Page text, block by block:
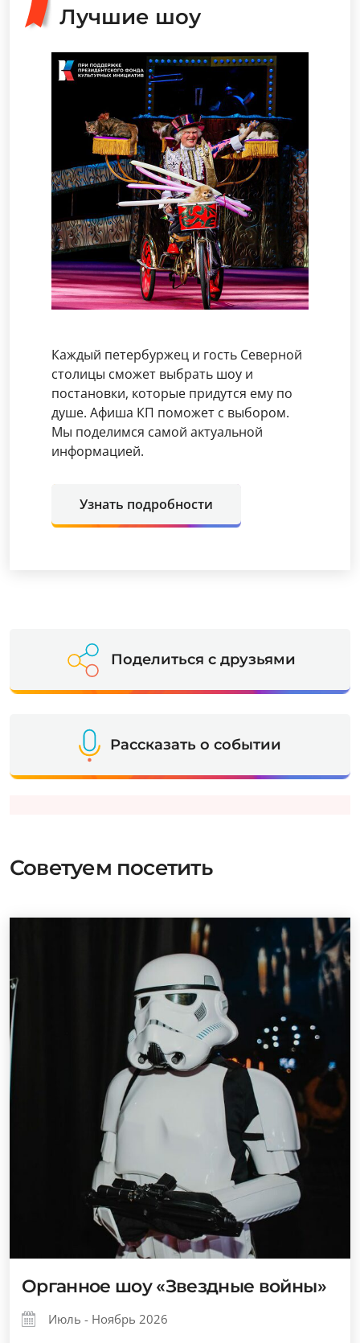
Лучшие шоу
Каждый петербуржец и гость Северной
столицы сможет выбрать шоу и
постановки, которые придутся ему по
душе. Афиша КП поможет с выбором.
Мы поделимся самой актуальной
информацией.
Узнать подробности
Поделиться с друзьями
Рассказать о событии
Советуем посетить
Органное шоу «Звездные войны»
Июль - Ноябрь 2026